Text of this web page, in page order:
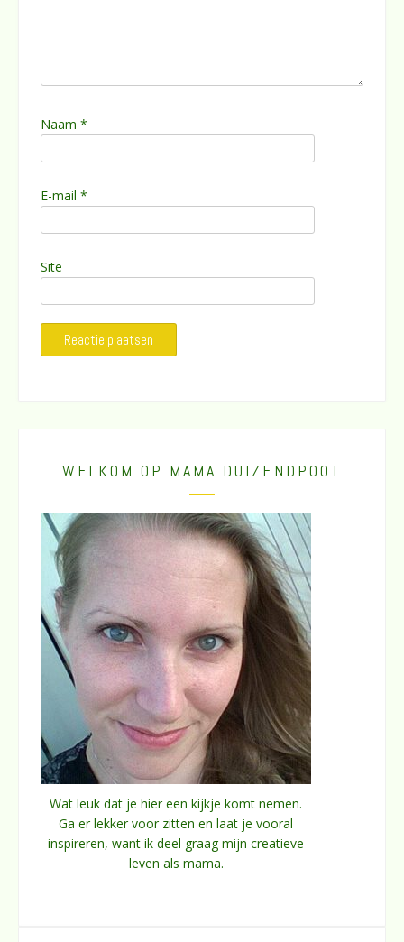
Naam *
E-mail *
Site
WELKOM OP MAMA DUIZENDPOOT
Wat leuk dat je hier een kijkje komt nemen.
Ga er lekker voor zitten en laat je vooral
inspireren, want ik deel graag mijn creatieve
leven als mama.